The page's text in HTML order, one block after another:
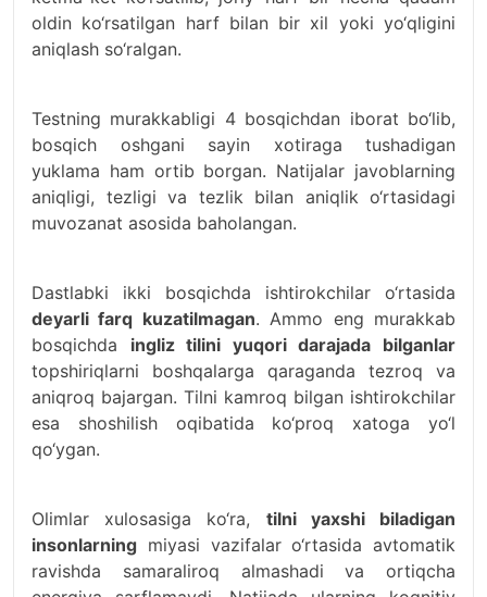
oldin ko‘rsatilgan harf bilan bir xil yoki yo‘qligini
aniqlash so‘ralgan.
Testning murakkabligi 4 bosqichdan iborat bo‘lib,
bosqich oshgani sayin xotiraga tushadigan
yuklama ham ortib borgan. Natijalar javoblarning
aniqligi, tezligi va tezlik bilan aniqlik o‘rtasidagi
muvozanat asosida baholangan.
Dastlabki ikki bosqichda ishtirokchilar o‘rtasida
deyarli farq kuzatilmagan. Ammo eng murakkab
bosqichda ingliz tilini yuqori darajada bilganlar
topshiriqlarni boshqalarga qaraganda tezroq va
aniqroq bajargan. Tilni kamroq bilgan ishtirokchilar
esa shoshilish oqibatida ko‘proq xatoga yo‘l
qo‘ygan.
Olimlar xulosasiga ko‘ra, tilni yaxshi biladigan
insonlarning miyasi vazifalar o‘rtasida avtomatik
ravishda samaraliroq almashadi va ortiqcha